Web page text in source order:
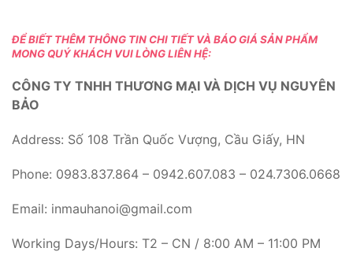
ĐỂ BIẾT THÊM THÔNG TIN CHI TIẾT VÀ BÁO GIÁ SẢN PHẨM
MONG QUÝ KHÁCH VUI LÒNG LIÊN HỆ:
CÔNG TY TNHH THƯƠNG MẠI VÀ DỊCH VỤ NGUYÊN
BẢO
Address: Số 108 Trần Quốc Vượng, Cầu Giấy, HN
Phone: 0983.837.864 – 0942.607.083 – 024.7306.0668
Email: inmauhanoi@gmail.com
Working Days/Hours: T2 – CN / 8:00 AM – 11:00 PM